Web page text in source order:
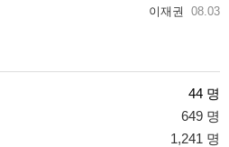
이재권 08.03
44 명
649 명
1,241 명